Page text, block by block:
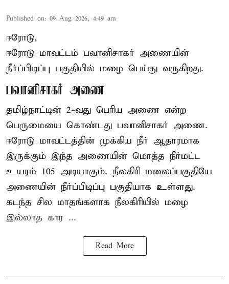
Published on: 09 Aug 2026, 4:49 am
ஈரோடு,
ஈரோடு மாவட்டம் பவானிசாகர் அணையின்
நீர்ப்பிடிப்பு பகுதியில் மழை பெய்து வருகிறது.
பவானிசாகர் அணை
தமிழ்நாட்டின் 2-வது பெரிய அணை என்ற
பெருமையை கொண்டது பவானிசாகர் அணை.
ஈரோடு மாவட்டத்தின் முக்கிய நீர் ஆதாரமாக
இருக்கும் இந்த அணையின் மொத்த நீர்மட்ட
உயரம் 105 அடியாகும். நீலகிரி மலைப்பகுதியே
அணையின் நீர்ப்பிடிப்பு பகுதியாக உள்ளது.
கடந்த சில மாதங்களாக நீலகிரியில் மழை
இல்லாத கார ...
Read More